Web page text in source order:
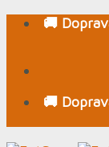
Skip
🚚
🚚